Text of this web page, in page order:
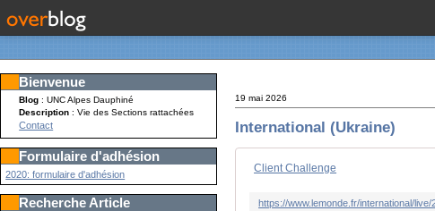
Bienvenue
Blog : UNC Alpes Dauphiné
Description: Vie des Sections rattachées
Contact
Formulaire d'adhésion
2020: formulaire d'adhésion
Recherche Article
19 mai 2026
International (Ukraine)
Client Challenge